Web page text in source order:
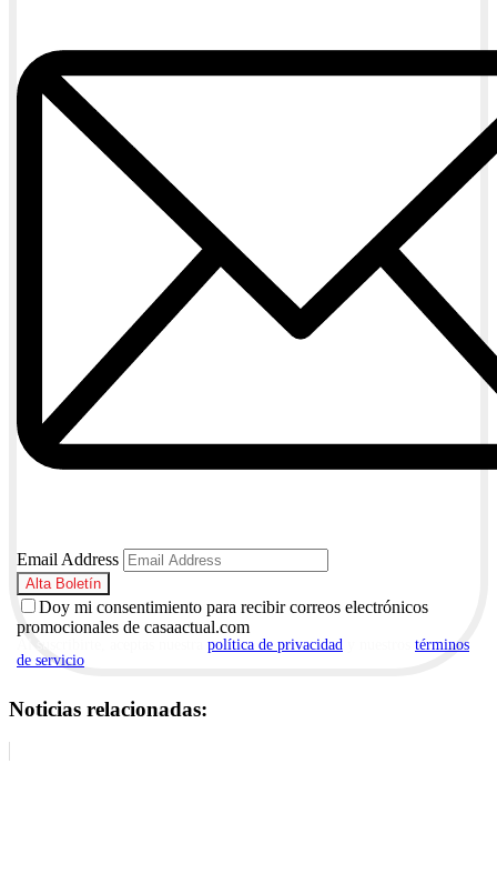
Email Address
Doy mi consentimiento para recibir correos electrónicos
promocionales de casaactual.com
política de privacidad
términos
de servicio
Noticias relacionadas: